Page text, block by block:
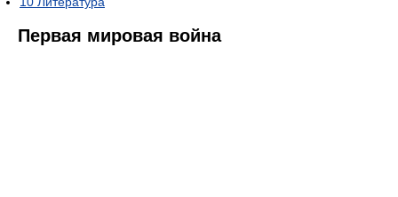
Первая мировая война